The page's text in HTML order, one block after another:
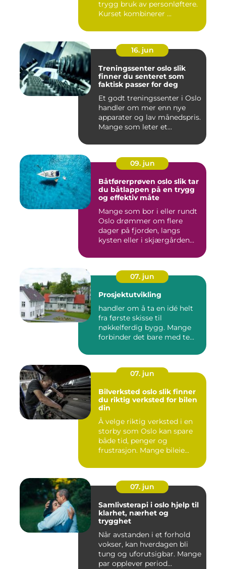
trygg bruk av personløftere.
Kurset kombinerer ...
16. jun
Treningssenter oslo slik
finner du senteret som
faktisk passer for deg
Et godt treningssenter i Oslo
handler om mer enn nye
apparater og lav månedspris.
Mange som leter et...
09. jun
Båtførerprøven oslo slik tar
du båtlappen på en trygg
og effektiv måte
Mange som bor i eller rundt
Oslo drømmer om flere
dager på fjorden, langs
kysten eller i skjærgården...
07. jun
Prosjektutvikling
handler om å ta en idé helt
fra første skisse til
nøkkelferdig bygg. Mange
forbinder det bare med te...
07. jun
Bilverksted oslo slik finner
du riktig verksted for bilen
din
Å velge riktig verksted i en
storby som Oslo kan spare
både tid, penger og
frustrasjon. Mange bileie...
07. jun
Samlivsterapi i oslo hjelp til
klarhet, nærhet og
trygghet
Når avstanden i et forhold
vokser, kan hverdagen bli
tung og uforutsigbar. Mange
par opplever period...